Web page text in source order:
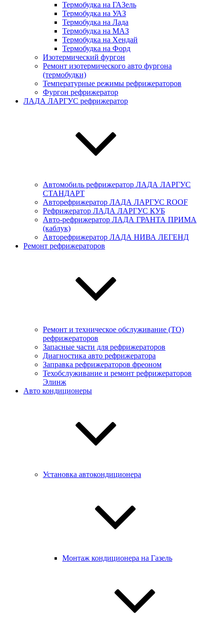
Термобудка на ГАЗель
Термобудка на УАЗ
Термобудка на Лада
Термобудка на МАЗ
Термобудка на Хендай
Термобудка на Форд
Изотермический фургон
Ремонт изотермического авто фургона
(термобудки)
Температурные режимы рефрижераторов
Фургон рефрижератор
ЛАДА ЛАРГУС рефрижератор
Автомобиль рефрижератор ЛАДА ЛАРГУC
СТАНДАРТ
Авторефрижератор ЛАДА ЛАРГУC ROOF
Рефрижератор ЛАДА ЛАРГУС КУБ
Авто-рефрижератор ЛАДА ГРАНТА ПРИМА
(каблук)
Авторефрижератор ЛАДА НИВА ЛЕГЕНД
Ремонт рефрижераторов
Ремонт и техническое обслуживание (ТО)
рефрижераторов
Запасные части для рефрижераторов
Диагностика авто рефрижератора
Заправка рефрижераторов фреоном
Техобслуживание и ремонт рефрижераторов
Элинж
Авто кондиционеры
Установка автокондиционера
Монтаж кондиционера на Газель